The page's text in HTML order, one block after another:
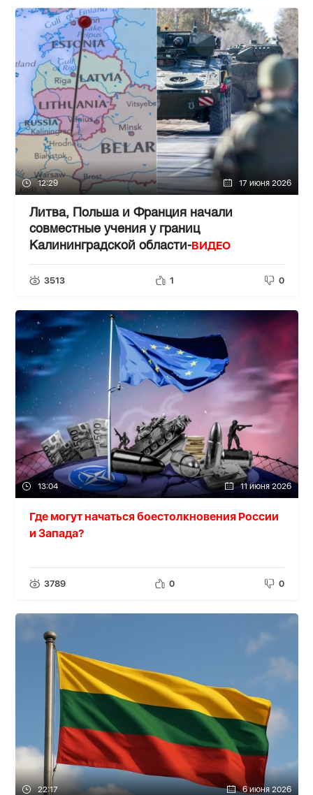
12:29 17 июня 2026
Литва, Польша и Франция начали
совместные учения у границ
Калининградской области-ВИДЕО
3513 1 0
13:04 11 июня 2026
Где могут начаться боестолкновения России
и Запада?
3789 0 0
22:17 6 июня 2026